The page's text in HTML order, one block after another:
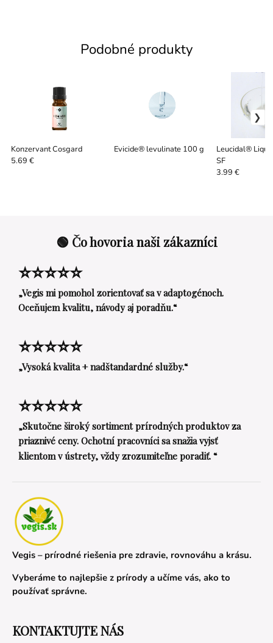
Podobné produkty
Konzervant Cosgard
5.69 €
Evicide® levulinate 100 g
Leucidal®
SF
3.99 €
🟢 Čo hovoria naši zákazníci
⭐⭐⭐⭐⭐
„Vegis mi pomohol zorientovať sa v adaptogénoch.
Oceňujem kvalitu, návody aj poradňu.“
⭐⭐⭐⭐⭐
„Vysoká kvalita + nadštandardné služby.“
⭐⭐⭐⭐⭐
„Skutočne široký sortiment prírodných produktov za
priaznivé ceny. Ochotní pracovníci sa snažia vyjsť
klientom v ústrety, vždy zrozumiteľne poradiť. “
Vegis – prírodné riešenia pre zdravie, rovnováhu a krásu.
Vyberáme to najlepšie z prírody a učíme vás, ako to
používať správne.
KONTAKTUJTE NÁS